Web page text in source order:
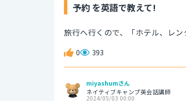
予約 を英語で教えて!
旅行へ行くので、「ホテル、レン
0 393
miyashumさん
ネイティブキャンプ英会話講師
2024/05/03 00:00